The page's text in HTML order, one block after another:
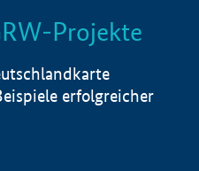
Info
Projekte
erfolgreicher